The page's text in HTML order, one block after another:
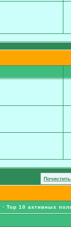
·Top 10 активных